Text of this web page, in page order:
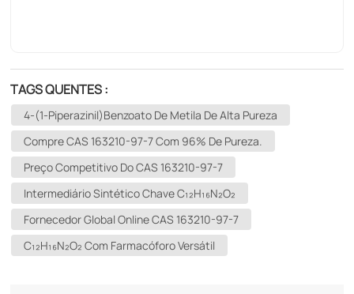
TAGS QUENTES :
4-(1-Piperazinil)benzoato De Metila De Alta Pureza
Compre CAS 163210-97-7 Com 96% De Pureza.
Preço Competitivo Do CAS 163210-97-7
Intermediário Sintético Chave C₁₂H₁₆N₂O₂
Fornecedor Global Online CAS 163210-97-7
C₁₂H₁₆N₂O₂ Com Farmacóforo Versátil